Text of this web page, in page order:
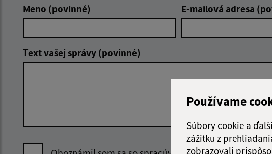
Používame
Súbory cookie a
zážitku z
zobrazovali
Meno (povinné) E-mailová adresa
Text vašej správy (povinné)
Google